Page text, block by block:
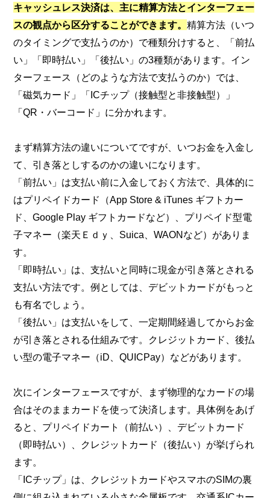
キャッシュレス決済は、主に精算方法とインターフェー
スの観点から区分することができます。精算方法（いつ
のタイミングで支払うのか）で種類分けすると、「前払
い」「即時払い」「後払い」の3種類があります。イン
ターフェース（どのような方法で支払うのか）では、
「磁気カード」「ICチップ（接触型と非接触型）」
「QR・バーコード」に分かれます。
まず精算方法の違いについてですが、いつお金を入金し
て、引き落としするのかの違いになります。
「前払い」は支払い前に入金しておく方法で、具体的に
はプリペイドカード（App Store & iTunes ギフトカー
ド、Google Play ギフトカードなど）、プリペイド型電
子マネー（楽天Ｅｄｙ、Suica、WAONなど）がありま
す。
「即時払い」は、支払いと同時に現金が引き落とされる
支払い方法です。例としては、デビットカードがもっと
も有名でしょう。
「後払い」は支払いをして、一定期間経過してからお金
が引き落とされる仕組みです。クレジットカード、後払
い型の電子マネー（iD、QUICPay）などがあります。
次にインターフェースですが、まず物理的なカードの場
合はそのままカードを使って決済します。具体例をあげ
ると、プリペイドカート（前払い）、デビットカード
（即時払い）、クレジットカード（後払い）が挙げられ
ます。
「ICチップ」は、クレジットカードやスマホのSIMの裏